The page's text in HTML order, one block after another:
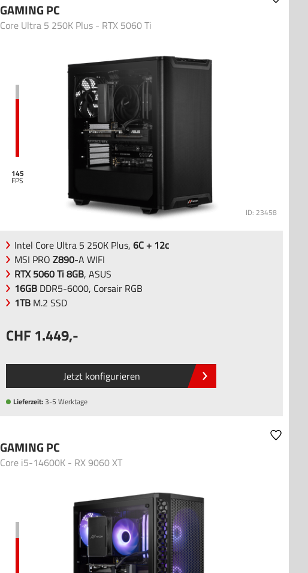
GAMING PC
Core Ultra 5 250K Plus - RTX 5060 Ti
145
ID: 23458
Intel Core Ultra 5 250K Plus, 6C + 12c
MSI PRO Z890-A WIFI
RTX 5060 Ti 8GB, ASUS
16GB DDR5-6000, Corsair RGB
1TB M.2 SSD
1.449,-
Jetzt konfigurieren
Lieferzeit:3-5 Werktage
GAMING PC
Core i5-14600K - RX 9060 XT